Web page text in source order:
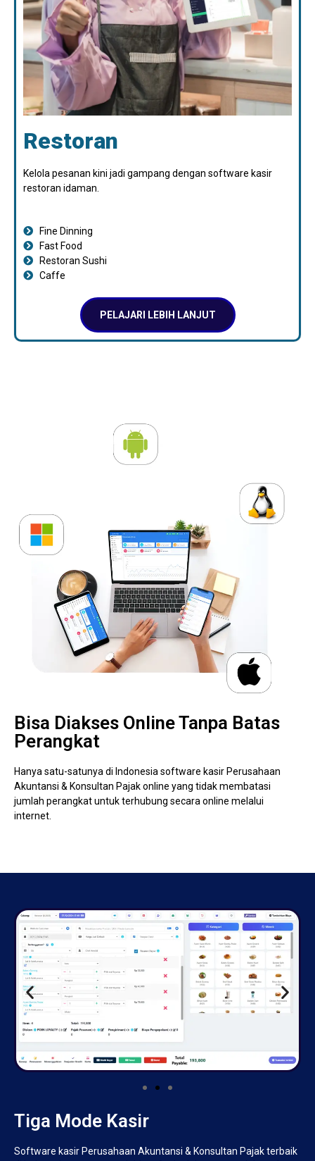
Restoran
Kelola pesanan kini jadi gampang dengan software kasir
restoran idaman.
Fine Dinning
Fast Food
Restoran Sushi
Caffe
PELAJARI LEBIH LANJUT
Bisa Diakses Online Tanpa Batas
Perangkat
Hanya satu-satunya di Indonesia software kasir Perusahaan
Akuntansi & Konsultan Pajak online yang tidak membatasi
jumlah perangkat untuk terhubung secara online melalui
internet.
Tiga Mode Kasir
Software kasir Perusahaan Akuntansi & Konsultan Pajak terbaik